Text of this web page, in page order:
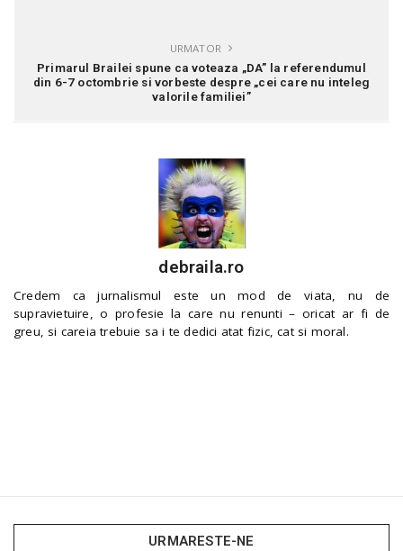
URMATOR
Primarul Brailei spune ca voteaza „DA” la referendumul
din 6-7 octombrie si vorbeste despre „cei care nu inteleg
valorile familiei”
debraila.ro
Credem ca jurnalismul este un mod de viata, nu de
supravietuire, o profesie la care nu renunti – oricat ar fi de
greu, si careia trebuie sa i te dedici atat fizic, cat si moral.
URMARESTE-NE